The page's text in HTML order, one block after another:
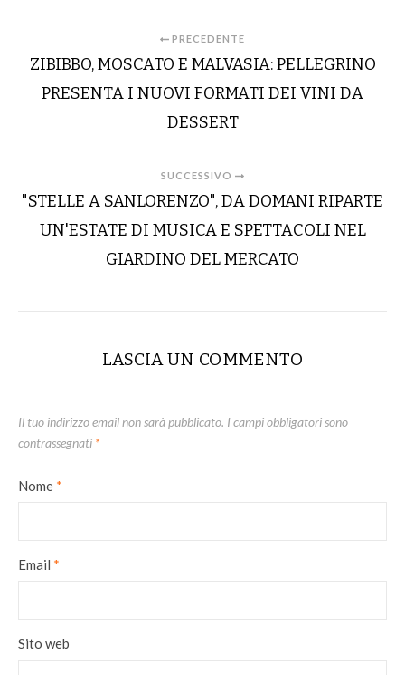
PRECEDENTE
ZIBIBBO, MOSCATO E MALVASIA: PELLEGRINO
PRESENTA I NUOVI FORMATI DEI VINI DA
DESSERT
SUCCESSIVO
"STELLE A SANLORENZO", DA DOMANI RIPARTE
UN'ESTATE DI MUSICA E SPETTACOLI NEL
GIARDINO DEL MERCATO
LASCIA UN COMMENTO
Il tuo indirizzo email non sarà pubblicato. I campi obbligatori sono
contrassegnati *
Nome *
Email *
Sito web